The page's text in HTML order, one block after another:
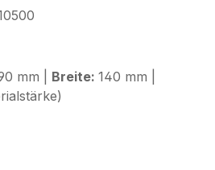
mm | Breite: 140 mm |